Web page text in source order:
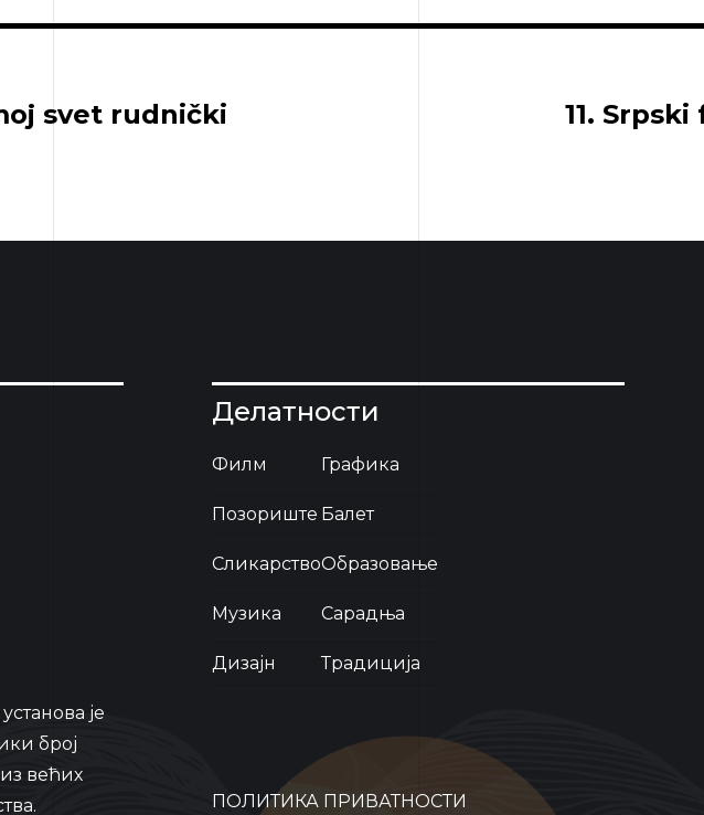
svet rudnički 11.
је
број
већих
Делатности
Филм
Позориште
Сликарство
Музика
Дизајн
Графика
Балет
Образовање
Сарадња
Традиција
ПОЛИТИКА ПРИВАТНОСТИ